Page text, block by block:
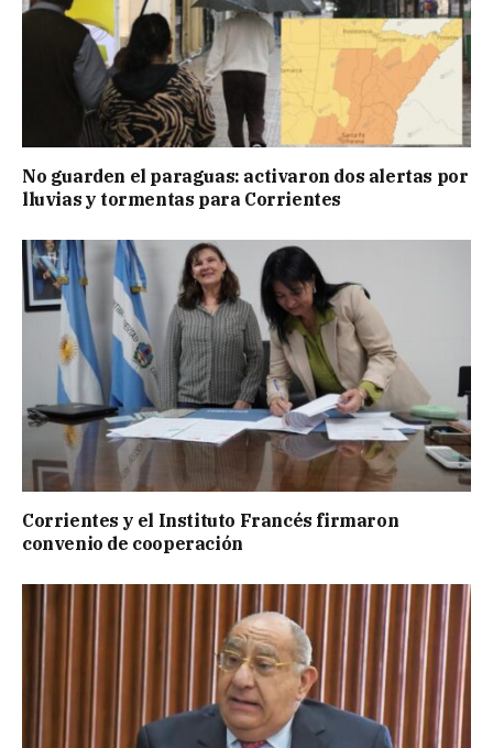
No guarden el paraguas: activaron dos alertas por
lluvias y tormentas para Corrientes
Corrientes y el Instituto Francés firmaron
convenio de cooperación